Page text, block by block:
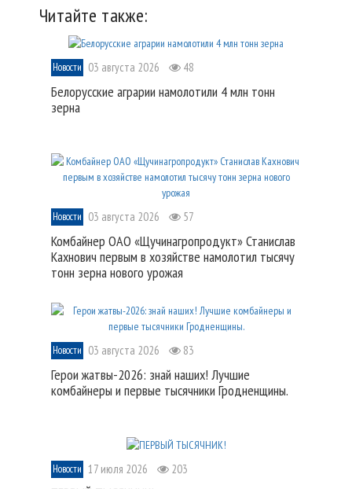
Читайте также:
Новости 03 августа 2026 48
Белорусские аграрии намолотили 4 млн тонн
зерна
Новости 03 августа 2026 57
Комбайнер ОАО «Щучинагропродукт» Станислав
Кахнович первым в хозяйстве намолотил тысячу
тонн зерна нового урожая
Новости 03 августа 2026 83
Герои жатвы-2026: знай наших! Лучшие
комбайнеры и первые тысячники Гродненщины.
Новости 17 июля 2026 203